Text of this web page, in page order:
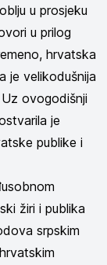
u prosjeku
u prilog
hrvatska
je velikodušnija
ovogodišnji
je
publike i
žiri i publika
srpskim